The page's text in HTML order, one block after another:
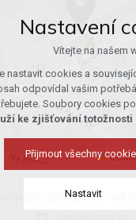
2026 Ždírec nad
Nastavení
Vítejte na našem
nastavit cookies a
odpovídal vašim
Soubory cookies
ke zjišťování totožnosti
Přijmout všechny
Nastavit